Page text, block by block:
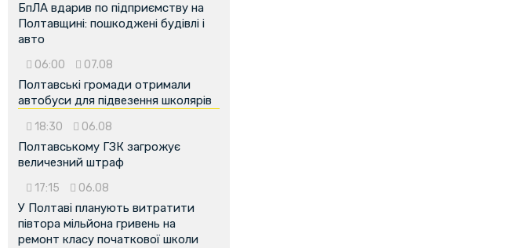
БпЛА вдарив по підприємству на
Полтавщині: пошкоджені будівлі і
авто
06:00 07.08
Полтавські громади отримали
автобуси для підвезення школярів
18:30 06.08
Полтавському ГЗК загрожує
величезний штраф
17:15 06.08
У Полтаві планують витратити
півтора мільйона гривень на
ремонт класу початкової школи